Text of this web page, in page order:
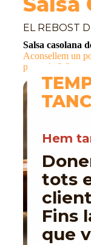
Hem
tots
Fins
que
EL REBOST
Salsa casolana
Aconsellem un
per cada 2-3